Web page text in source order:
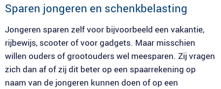
Sparen jongeren en schenkbelasting
Jongeren sparen zelf voor bijvoorbeeld een vakantie,
rijbewijs, scooter of voor gadgets. Maar misschien
willen ouders of grootouders wel meesparen. Zij vragen
zich dan af of zij dit beter op een spaarrekening op
naam van de jongeren kunnen doen of op een